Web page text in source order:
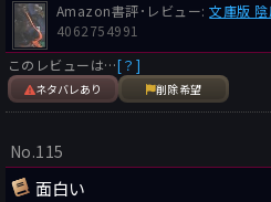
Amazon書評･レビュー:文庫版
4062754991
このレビューは…[？]
ネタバレあり 削除希望
No.115
面白い